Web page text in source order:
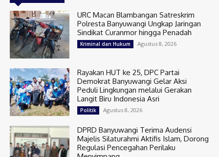
URC Macan Blambangan Satreskrim
Polresta Banyuwangi Ungkap Jaringan
Sindikat Curanmor hingga Penadah
Kriminal dan Hukum Agustus 8, 2026
Rayakan HUT ke 25, DPC Partai
Demokrat Banyuwangi Gelar Aksi
Peduli Lingkungan melalui Gerakan
Langit Biru Indonesia Asri
Politik Agustus 8, 2026
DPRD Banyuwangi Terima Audensi
Majelis Silaturahmi Aktifis Islam, Dorong
Regulasi Pencegahan Perilaku